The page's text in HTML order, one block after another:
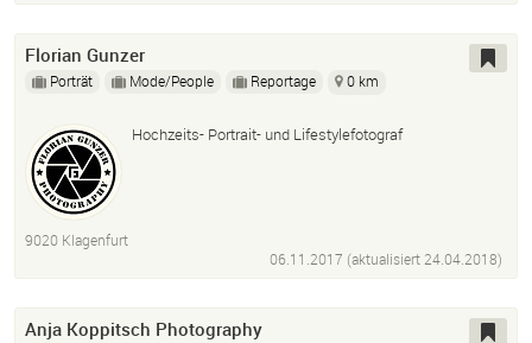
Florian Gunzer
Porträt Mode/People Reportage 0 km
Hochzeits- Portrait- und Lifestylefotograf
9020 Klagenfurt
06.11.2017 (aktualisiert24.04.2018)
Anja Koppitsch Photography